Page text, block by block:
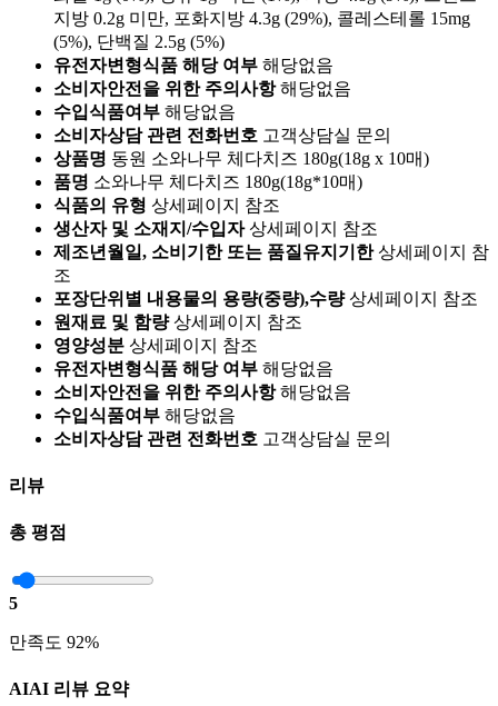
지방 0.2g 미만, 포화지방 4.3g (29%), 콜레스테롤 15mg
(5%), 단백질 2.5g (5%)
유전자변형식품 해당 여부 해당없음
소비자안전을 위한 주의사항 해당없음
수입식품여부 해당없음
소비자상담 관련 전화번호 고객상담실 문의
상품명 동원 소와나무 체다치즈 180g(18g x 10매)
품명 소와나무 체다치즈 180g(18g*10매)
식품의 유형 상세페이지 참조
생산자 및 소재지/수입자 상세페이지 참조
제조년월일, 소비기한 또는 품질유지기한 상세페이지 참
조
포장단위별 내용물의 용량(중량),수량 상세페이지 참조
원재료 및 함량 상세페이지 참조
영양성분 상세페이지 참조
유전자변형식품 해당 여부 해당없음
소비자안전을 위한 주의사항 해당없음
수입식품여부 해당없음
소비자상담 관련 전화번호 고객상담실 문의
리뷰
총 평점
5
만족도 92%
AIAI 리뷰 요약